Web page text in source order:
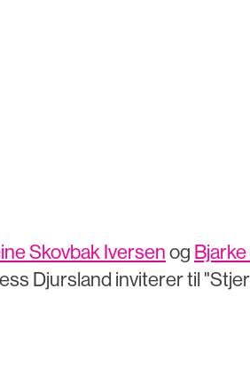
Skovbak Iversen og
Djursland inviterer til